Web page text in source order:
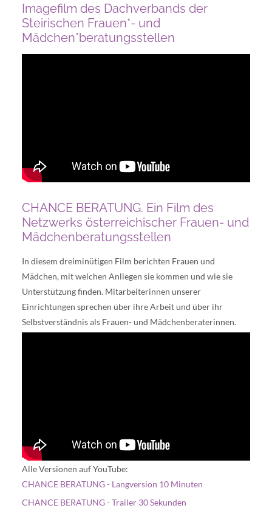
Imagefilm des Dachverbands der
Steirischen Frauen*- und
Mädchen*beratungsstellen
CHANCE BERATUNG. Ein Film des
Netzwerks österreichischer Frauen- und
Mädchenberatungsstellen
In diesem dreiminütigen Film berichten Frauen und
Mädchen, mit welchen Anliegen sie kommen und wie sie
Unterstützung finden. Mitarbeiterinnen unserer
Einrichtungen sprechen über ihre Arbeit und über ihr
Selbstverständnis als Frauen- und Mädchenberaterinnen.
Alle Versionen auf YouTube:
CHANCE BERATUNG - Langversion 10 Minuten
CHANCE BERATUNG - Trailer 30 Sekunden